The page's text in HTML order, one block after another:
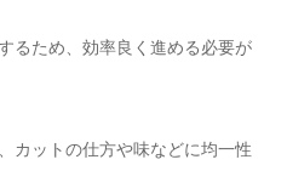
るため、効率良く進める必要が
カットの仕方や味などに均一性